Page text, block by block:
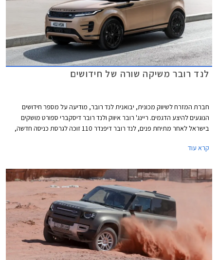
לנד רובר משיקה שורה של חידושים
חברת המזרח לשיווק מכונית, יבואנית לנד רובר, מודיעה על מספר חידושים
הנוגעים להיצע הדגמים. ריינג' רובר איווק ולנד רובר דיסקברי ספורט מושקים
בישראל לאחר מתיחת פנים, לנד רובר דיפנדר 110 זוכה לגרסת כניסה חדשה,
21 ביוני ותציע הנחות ממחיר המחירון לצד הטבות מימון וטרייד-אין.
קרא עוד